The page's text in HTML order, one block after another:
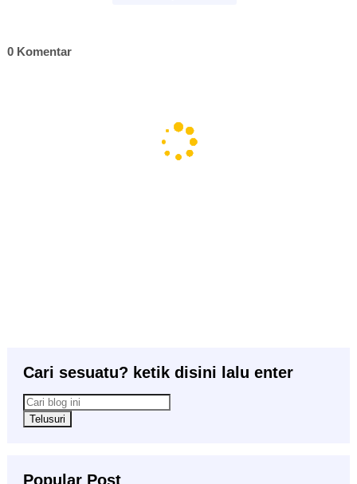
0 Komentar
Cari sesuatu? ketik disini lalu enter
Popular Post